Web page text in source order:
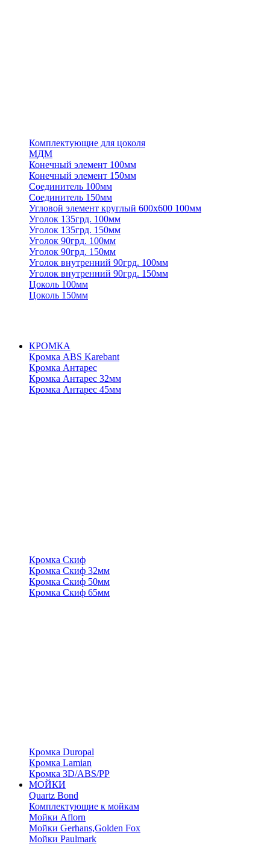
Комплектующие для цоколя
МДМ
Конечный элемент 100мм
Конечный элемент 150мм
Соединитель 100мм
Соединитель 150мм
Угловой элемент круглый 600х600 100мм
Уголок 135грд. 100мм
Уголок 135грд. 150мм
Уголок 90грд. 100мм
Уголок 90грд. 150мм
Уголок внутренний 90грд. 100мм
Уголок внутренний 90грд. 150мм
Цоколь 100мм
Цоколь 150мм
КРОМКА
Кромка ABS Karebant
Кромка Антарес
Кромка Антарес 32мм
Кромка Антарес 45мм
Кромка Скиф
Кромка Скиф 32мм
Кромка Скиф 50мм
Кромка Скиф 65мм
Кромка Duropal
Кромка Lamian
Кромка 3D/ABS/PP
МОЙКИ
Quartz Bond
Комплектующие к мойкам
Мойки Aflorn
Мойки Gerhans,Golden Fox
Мойки Paulmark